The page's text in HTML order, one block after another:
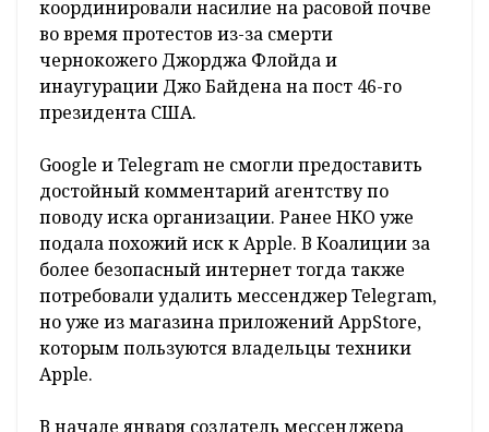
Организация подала в суд на Alphabet
(материнскую компанию Google). В иске,
который намерен рассмотреть суд
нужно удалить из-за пропаганды насилия,
экстремизма и антисемитизма. В документе
обозначено, что пользователи мессенджера с
его помощью занимались запугиванием и
координировали насилие на расовой почве
во время протестов из-за смерти
чернокожего Джорджа Флойда и
инаугурации Джо Байдена на пост 46-го
президента США.
Google и Telegram не смогли предоставить